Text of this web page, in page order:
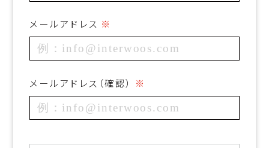
メールアドレス
メールアドレス（確認）